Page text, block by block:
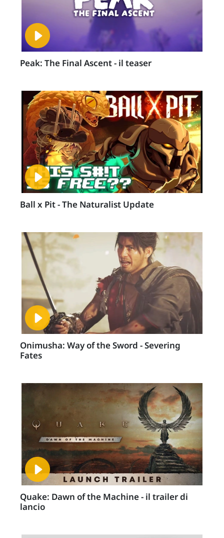
Peak: The Final Ascent - il teaser
Ball x Pit - The Naturalist Update
Onimusha: Way of the Sword - Severing
Fates
Quake: Dawn of the Machine - il trailer di
lancio